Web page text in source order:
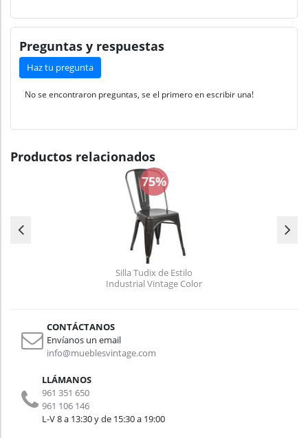
Preguntas y respuestas
Haz tu pregunta
No se encontraron preguntas, se el primero en escribir una!
Productos relacionados
75%
Silla Tudix de Estilo
Industrial Vintage Color
CONTÁCTANOS
Envíanos un email
info@mueblesvintage.com
LLÁMANOS
961 351 650
961 106 146
L-V 8 a 13:30 y de 15:30 a 19:00